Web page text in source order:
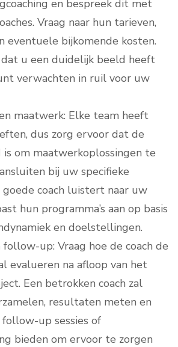
en bespreek dit met
Vraag naar hun tarieven,
eventuele bijkomende kosten.
u een duidelijk beeld heeft
verwachten in ruil voor uw
maatwerk: Elke team heeft
dus zorg ervoor dat de
is om maatwerkoplossingen te
bij uw specifieke
goede coach luistert naar uw
hun programma’s aan op basis
en doelstellingen.
up: Vraag hoe de coach de
evalueren na afloop van het
Een betrokken coach zal
resultaten meten en
up sessies of
bieden om ervoor te zorgen